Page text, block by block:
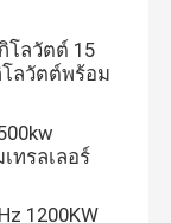
โลวัตต์ 15
ลวัตต์พร้อม
ทรลเลอร์
1200KW